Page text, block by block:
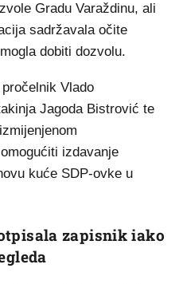
Gradu Varaždinu, ali
sadržavala očite
dobiti dozvolu.
Vlado
Jagoda Bistrović te
izdavanje
kuće SDP-ovke u
zapisnik iako